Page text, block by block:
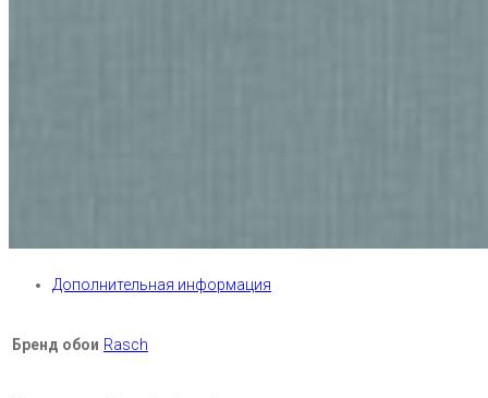
Дополнительная информация
Бренд обои Rasch